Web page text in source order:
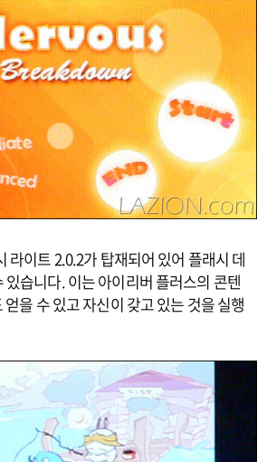
라이트 2.0.2가 탑재되어 있어 플래시 데
있습니다. 이는 아이리버 플러스의 콘텐
을 수 있고 자신이 갖고 있는 것을 실행